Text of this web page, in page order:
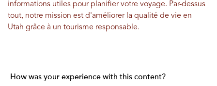
informations utiles pour planifier votre voyage. Par-dessus
tout, notre mission est d'améliorer la qualité de vie en
Utah grâce à un tourisme responsable.